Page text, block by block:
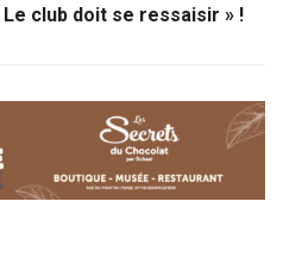
Le club doit se ressaisir » !